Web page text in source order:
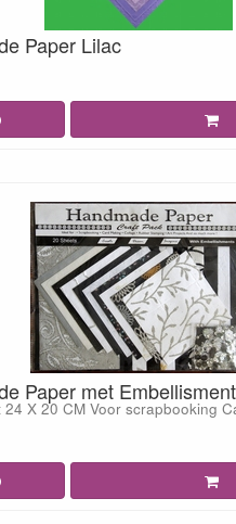
Paper Lilac
Paper met
24 X 20 CM Voor scrapbooking